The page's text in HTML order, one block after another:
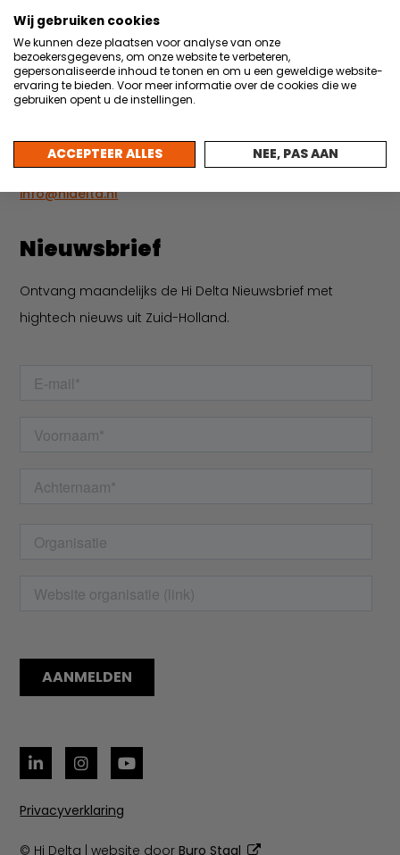
Vacature: Backoffice medewerker events &
administratie
Meer nieuws
Contact
Leerparkpromenade 40
3312 KW Dordrecht
info@hidelta.nl
Nieuwsbrief
Ontvang maandelijks de Hi Delta Nieuwsbrief met
hightech nieuws uit Zuid-Holland.
© Hi Delta | website doorBuro Staal
Privacyverklaring
Wij gebruiken cookies
We kunnen deze plaatsen voor analyse van onze
bezoekersgegevens, om onze website te verbeteren,
gepersonaliseerde inhoud te tonen en om u een geweldige website-
ervaring te bieden. Voor meer informatie over de cookies die we
gebruiken opent u de instellingen.
ACCEPTEER ALLES NEE, PAS AAN